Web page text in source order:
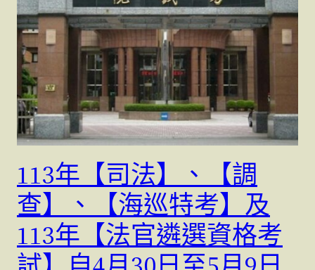
113年【司法】、【調
查】、【海巡特考】及
113年【法官遴選資格考